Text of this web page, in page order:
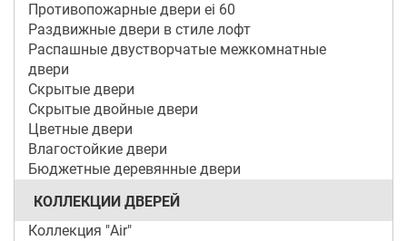
Противопожарные двери ei 60
Раздвижные двери в стиле лофт
Распашные двустворчатые межкомнатные
двери
Скрытые двери
Скрытые двойные двери
Цветные двери
Влагостойкие двери
Бюджетные деревянные двери
КОЛЛЕКЦИИ ДВЕРЕЙ
Коллекция "Air"